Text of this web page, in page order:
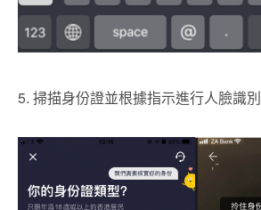
5. 掃描身份證並根據指示進行人臉識別